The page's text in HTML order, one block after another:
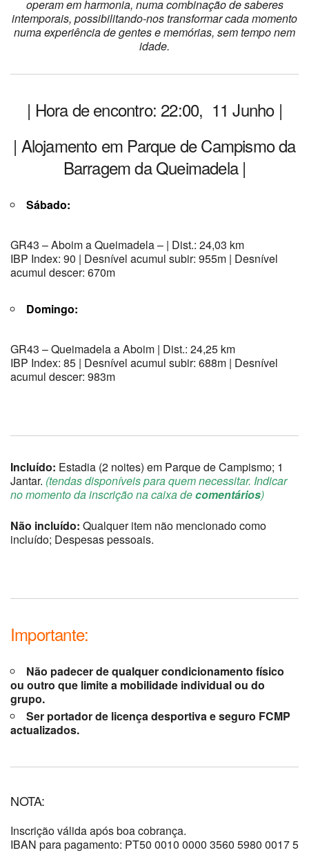
operam em harmonia, numa combinação de saberes
intemporais, possibilitando-nos transformar cada momento
numa experiência de gentes e memórias, sem tempo nem
idade.
| Hora de encontro: 22:00, 11 Junho |
| Alojamento em Parque de Campismo da
Barragem da Queimadela |
Sábado:
GR43 – Aboim a Queimadela – | Dist.: 24,03 km
IBP Index: 90 | Desnível acumul subir: 955m | Desnível
acumul descer: 670m
Domingo:
GR43 – Queimadela a Aboim | Dist.: 24,25 km
IBP Index: 85 | Desnível acumul subir: 688m | Desnível
acumul descer: 983m
Incluído: Estadia (2 noites) em Parque de Campismo; 1
Jantar. (tendas disponíveis para quem necessitar. Indicar
no momento da inscrição na caixa decomentários)
Não incluído: Qualquer item não mencionado como
incluído; Despesas pessoais.
Importante:
Não padecer de qualquer condicionamento físico
ou outro que limite a mobilidade individual ou do
grupo.
Ser portador de licença desportiva e seguro FCMP
actualizados.
NOTA:
Inscrição válida após boa cobrança.
IBAN para pagamento: PT50 0010 0000 3560 5980 0017 5